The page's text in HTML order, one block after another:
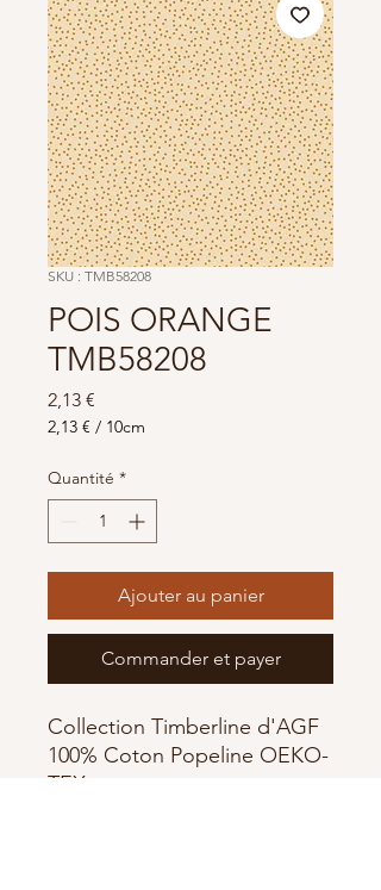
SKU : TMB58208
POIS ORANGE
TMB58208
2,13 €
2,13 € / 10cm
pour
10
Centimètres
Quantité *
Ajouter au panier
Commander et payer
Collection Timberline d'AGF
100% Coton Popeline OEKO-
TEX